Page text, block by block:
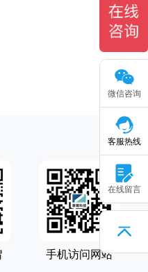
手机访问网站
微信咨询
客服热线
在线留言